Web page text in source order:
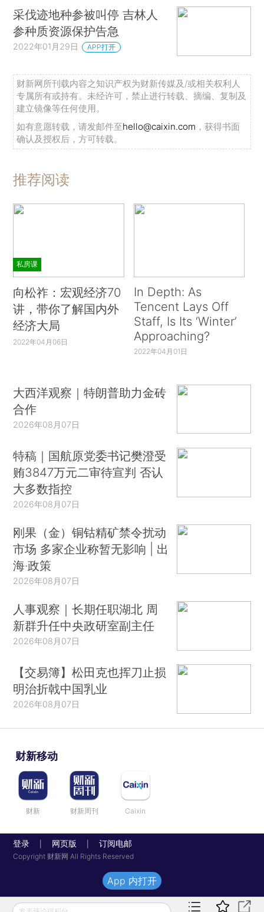
采伐迹地种参被叫停 吉林人
参种质资源保护告急
2022年01月29日 APP打开
财新网所刊载内容之知识产权为财新传媒及/或相关权利人
专属所有或持有。未经许可，禁止进行转载、摘编、复制及
建立镜像等任何使用。
如有意愿转载，请发邮件至hello@caixin.com ，获得书面
确认及授权后，方可转载。
推荐阅读
私房课
向松祚：宏观经济70
讲，带你了解国内外
经济大局
2022年04月06日
In Depth: As
Tencent Lays Off
Staff, Is Its ‘Winter’
Approaching?
2022年04月01日
大西洋观察｜特朗普助力金砖
合作
2026年08月07日
特稿｜国航原党委书记樊澄受
贿3847万元二审待宣判 否认
大多数指控
2026年08月07日
刚果（金）铜钴精矿禁令扰动
市场 多家企业称暂无影响 | 出
海·政策
2026年08月07日
人事观察｜长期任职湖北 周
新群升任中央政研室副主任
2026年08月07日
【交易簿】松田克也挥刀止损
明治折戟中国乳业
2026年08月07日
财新移动
财新 财新周刊 Caixin
登录 网页版 订阅电邮
Copyright 财新网 All Rights Reserved
App 内打开